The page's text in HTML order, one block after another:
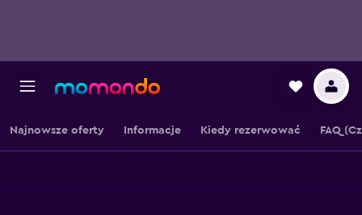
Najnowsze oferty Informacje Kiedy rezerwować FAQ